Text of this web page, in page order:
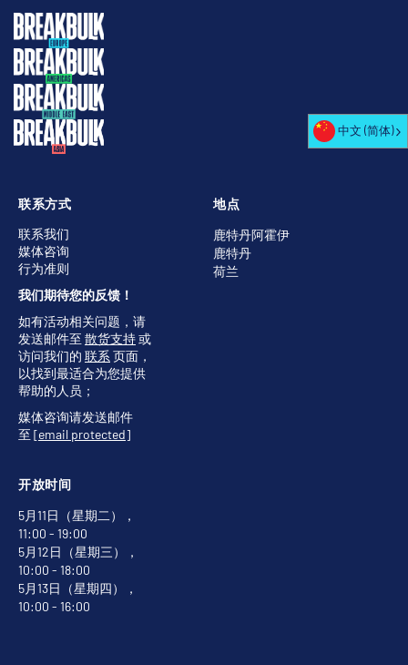
地点
鹿特丹阿霍伊
鹿特丹
荷兰
开放时间
5月11日（星期二），
11:00 - 19:00
5月12日（星期三），
10:00 - 18:00
5月13日（星期四），
10:00 - 16:00
联系方式
联系我们
媒体咨询
行为准则
我们期待您的反馈！
如有活动相关问题，请
发送邮件至 散货支持或
访问我们的 联系 页面，
以找到最适合为您提供
帮助的人员；
媒体咨询请发送邮件
至 [email protected]
中文 (简体)